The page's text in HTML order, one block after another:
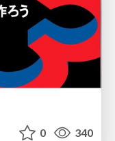
0 340